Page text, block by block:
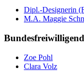
Dipl.-Designerin
M.A. Maggie
Zoe Pohl
Clara Volz